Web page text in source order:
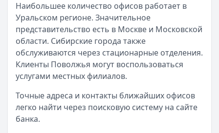
Наибольшее количество офисов работает в
Уральском регионе. Значительное
представительство есть в Москве и Московской
области. Сибирские города также
обслуживаются через стационарные отделения.
Клиенты Поволжья могут воспользоваться
услугами местных филиалов.
Точные адреса и контакты ближайших офисов
легко найти через поисковую систему на сайте
банка.